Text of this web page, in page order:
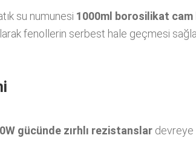
su numunesi 1000ml borosilikat cam
fenollerin serbest hale geçmesi
gücünde zırhlı rezistanslar devreye